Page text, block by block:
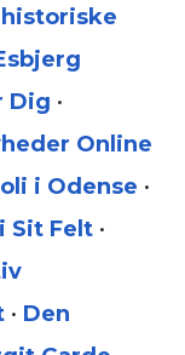
Dig •
Online
i Odense •
Sit Felt •
• Den